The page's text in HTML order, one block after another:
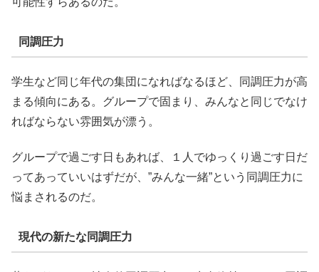
同調圧力
学生など同じ年代の集団になればなるほど、同調圧力が高
まる傾向にある。グループで固まり、みんなと同じでなけ
ればならない雰囲気が漂う。
グループで過ごす日もあれば、１人でゆっくり過ごす日だ
ってあっていいはずだが、”みんな一緒”という同調圧力に
悩まされるのだ。
現代の新たな同調圧力